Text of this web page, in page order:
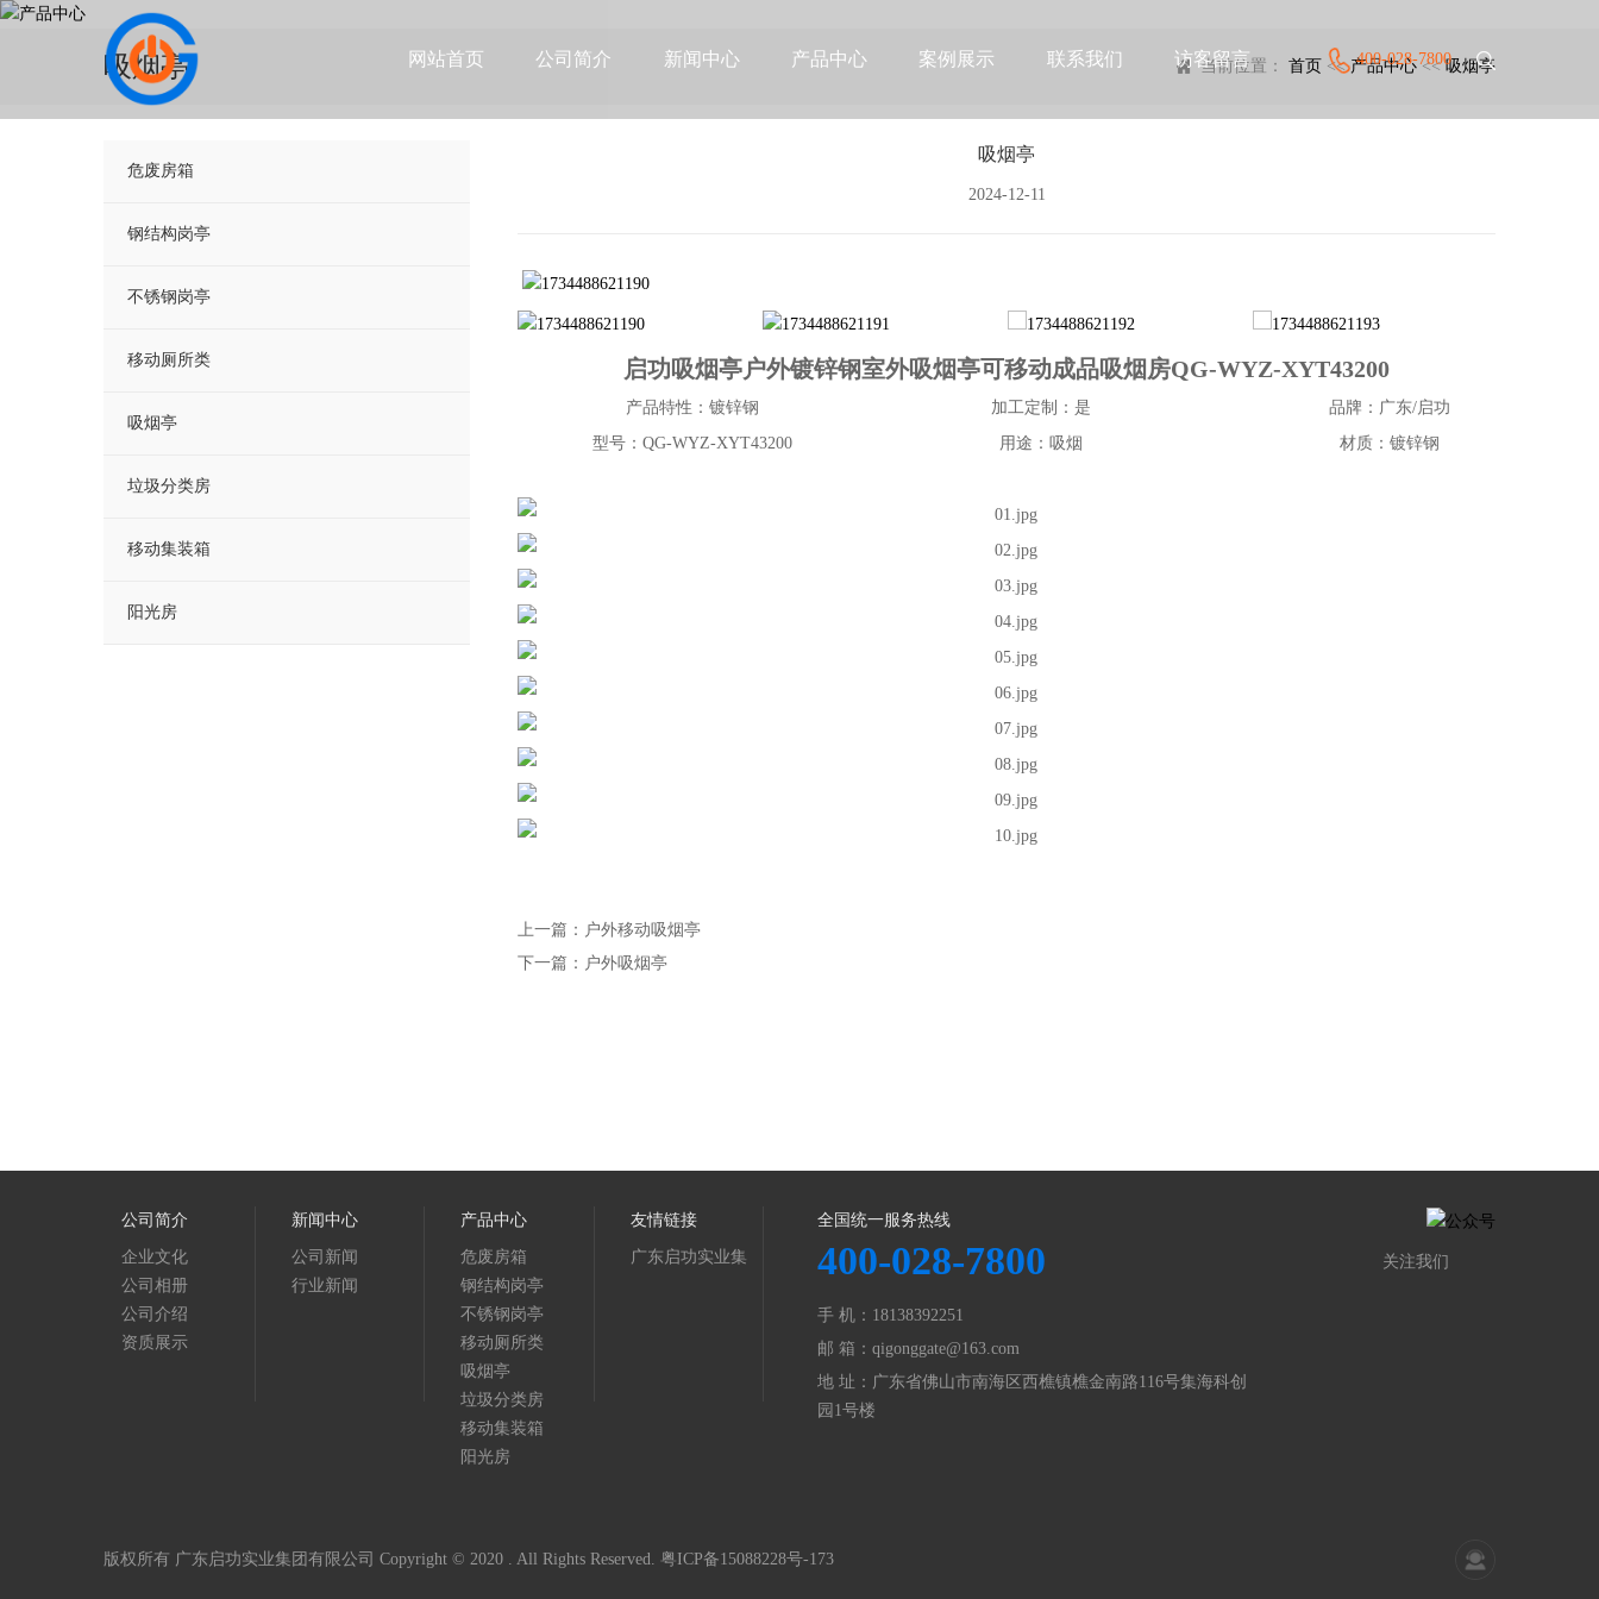
网站首页 公司简介 新闻中心 产品中心 案例展示 联系我们 访客留言 400-028-7800
吸烟亭 当前位置： 首页 <<产品中心<<吸烟亭
危废房箱
钢结构岗亭
不锈钢岗亭
移动厕所类
吸烟亭
垃圾分类房
移动集装箱
阳光房
吸烟亭
2024-12-11
启功吸烟亭户外镀锌钢室外吸烟亭可移动成品吸烟房QG-WYZ-XYT43200
产品特性：镀锌钢 加工定制：是
品牌：广东/启功
型号：QG-WYZ-XYT43200
用途：吸烟 材质：镀锌钢
上一篇：户外移动吸烟亭
下一篇：户外吸烟亭
公司简介
企业文化
公司相册
公司介绍
资质展示
新闻中心
公司新闻
行业新闻
产品中心
危废房箱
钢结构岗亭
不锈钢岗亭
移动厕所类
吸烟亭
垃圾分类房
移动集装箱
阳光房
友情链接
广东启功实业集
全国统一服务热线
400-028-7800
手 机：18138392251
邮 箱：qigonggate@163.com
地 址：广东省佛山市南海区西樵镇樵金南路116号集海科创
园1号楼
关注我们
版权所有 广东启功实业集团有限公司 Copyright © 2020 . All Rights Reserved. 粤ICP备15088228号-173